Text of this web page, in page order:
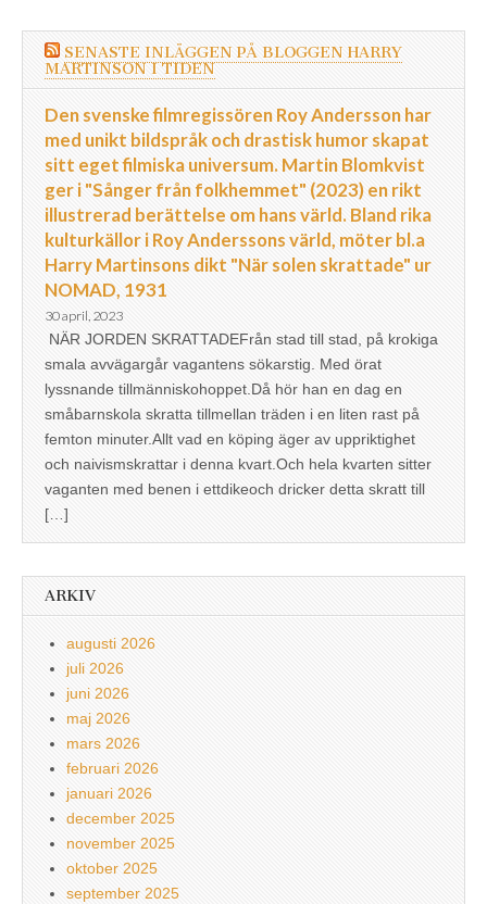
SENASTE INLÄGGEN PÅ BLOGGEN HARRY
MARTINSON I TIDEN
Den svenske filmregissören Roy Andersson har
med unikt bildspråk och drastisk humor skapat
sitt eget filmiska universum. Martin Blomkvist
ger i "Sånger från folkhemmet" (2023) en rikt
illustrerad berättelse om hans värld. Bland rika
kulturkällor i Roy Anderssons värld, möter bl.a
Harry Martinsons dikt "När solen skrattade" ur
NOMAD, 1931
30 april, 2023
NÄR JORDEN SKRATTADEFrån stad till stad, på krokiga
smala avvägargår vagantens sökarstig. Med örat
lyssnande tillmänniskohoppet.Då hör han en dag en
småbarnskola skratta tillmellan träden i en liten rast på
femton minuter.Allt vad en köping äger av uppriktighet
och naivismskrattar i denna kvart.Och hela kvarten sitter
vaganten med benen i ettdikeoch dricker detta skratt till
[…]
ARKIV
augusti 2026
juli 2026
juni 2026
maj 2026
mars 2026
februari 2026
januari 2026
december 2025
november 2025
oktober 2025
september 2025